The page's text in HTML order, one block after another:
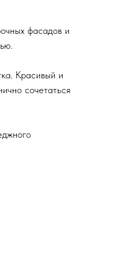
фасадов и
Красивый и
сочетаться